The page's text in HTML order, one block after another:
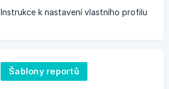
Instrukce k nastavení vlastního profilu
Šablony reportů